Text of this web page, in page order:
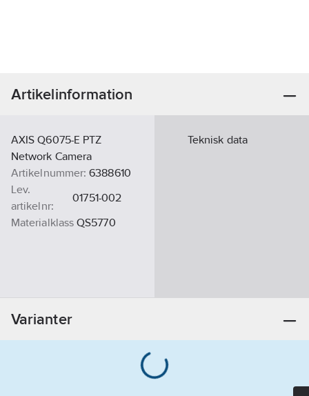
Artikelinformation
AXIS Q6075-E PTZ
Network Camera
Artikelnummer: 6388610
Lev.
artikelnr:
01751-002
Materialklass QS5770
Teknisk data
Varianter